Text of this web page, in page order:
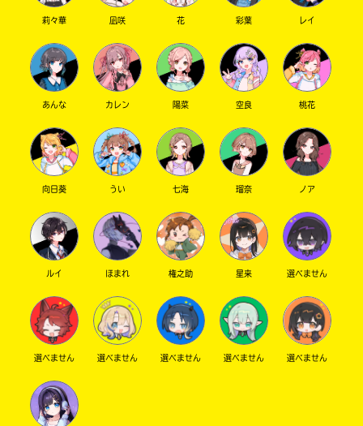
莉々華 凪咲 花 彩葉 レイ
あんな カレン 陽菜 空良 桃花
向日葵 うい 七海 瑠奈 ノア
ルイ ほまれ 権之助 星来 選べません
選べません 選べません 選べません 選べません 選べません